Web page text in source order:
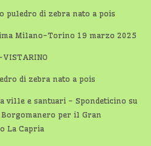
puledro di zebra nato a pois
Milano-Torino 19 marzo 2025
di zebra nato a pois
ville e santuari - Spondeticino su
Borgomanero per il Gran
La Capria